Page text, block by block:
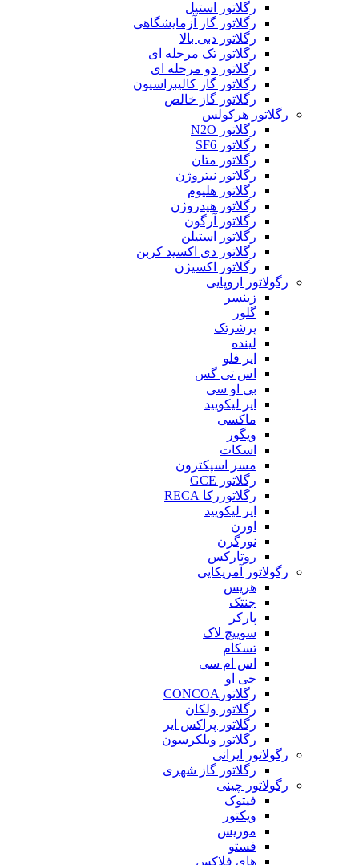
رگلاتور استیل
رگلاتور گاز آزمایشگاهی
رگلاتور دبی بالا
رگلاتور تک مرحله ای
رگلاتور دو مرحله ای
رگلاتور گاز کالیبراسیون
رگلاتور گاز خالص
رگلاتور هرکولس
رگلاتور N2O
رگلاتور SF6
رگلاتور متان
رگلاتور نیتروژن
رگلاتور هلیوم
رگلاتور هیدروژن
رگلاتور آرگون
رگلاتور استیلن
رگلاتور دی اکسید کربن
رگلاتور اکسیژن
رگولاتور اروپایی
زینسر
گلور
پرشرتک
لینده
ایر فلو
اس تی گس
بی او سی
ایر لیکویید
ماکسی
ویگور
اسکات
مسر اسپکترون
رگلاتور GCE
رگلاتوررکا RECA
ایر لیکویید
اورن
نورگرن
روتارکس
رگولاتور آمریکایی
هریس
جنتک
پارکر
سوییچ لاک
تسکام
اس ام سی
جی او
رگلاتورCONCOA
رگلاتور ولکان
رگلاتور پراکس ایر
رگلاتور ویلکرسون
رگولاتور ایرانی
رگلاتور گاز شهری
رگولاتور چینی
فیتوک
ویکتور
موریس
فستو
های فلاکس